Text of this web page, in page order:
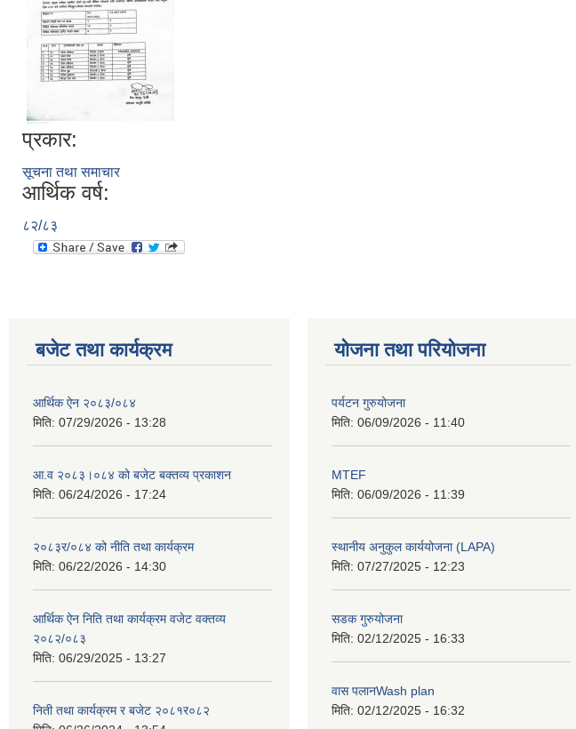
प्रकार:
सूचना तथा समाचार
आर्थिक वर्ष:
८२/८३
बजेट तथा कार्यक्रम
आर्थिक ऐन २०८३/०८४
मिति: 07/29/2026 - 13:28
आ.व २०८३।०८४ को बजेट बक्तव्य प्रकाशन
मिति: 06/24/2026 - 17:24
२०८३र/०८४ को नीति तथा कार्यक्रम
मिति: 06/22/2026 - 14:30
आर्थिक ऐन निति तथा कार्यक्रम वजेट वक्तव्य
२०८२/०८३
मिति: 06/29/2025 - 13:27
निती तथा कार्यक्रम र बजेट २०८१र०८२
योजना तथा परियोजना
पर्यटन गुरुयोजना
मिति: 06/09/2026 - 11:40
MTEF
मिति: 06/09/2026 - 11:39
स्थानीय अनुकुल कार्ययोजना (LAPA)
मिति: 07/27/2025 - 12:23
सडक गुरुयोजना
मिति: 02/12/2025 - 16:33
वास पलानWash plan
मिति: 02/12/2025 - 16:32